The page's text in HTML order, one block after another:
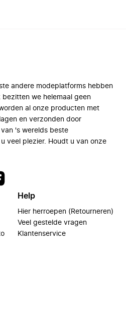
andere modeplatforms hebben
bezitten we helemaal geen
al onze producten met
en verzonden door
's werelds beste
veel plezier. Houdt u van onze
Help
Hier herroepen (Retourneren)
Veel gestelde vragen
Klantenservice